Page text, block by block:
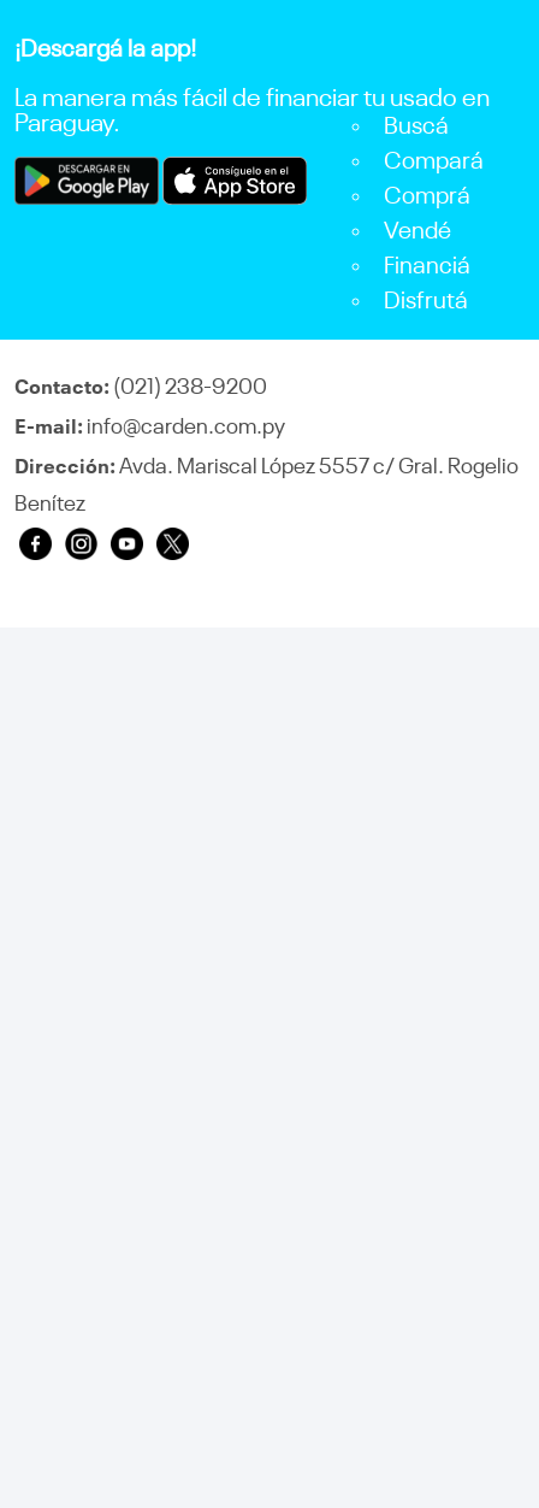
¡Descargá la app!
La manera más fácil de financiar tu usado en
Paraguay.
Buscá
Compará
Comprá
Vendé
Financiá
Disfrutá
Contacto: (021) 238-9200
E-mail: info@carden.com.py
Dirección: Avda. Mariscal López 5557 c/ Gral. Rogelio
Benítez